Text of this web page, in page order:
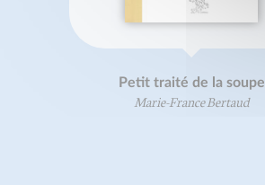
Petit traité de la soupe
Marie-France Bertaud